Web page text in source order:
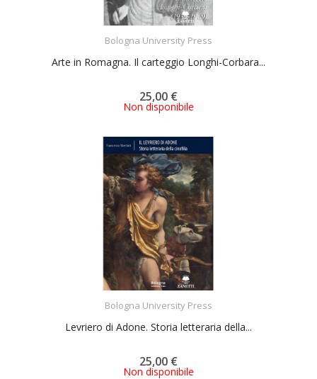
Bologna University Press
Arte in Romagna. Il carteggio Longhi-Corbara...
25,00 €
Non disponibile
Bologna University Press
Levriero di Adone. Storia letteraria della...
25,00 €
Non disponibile